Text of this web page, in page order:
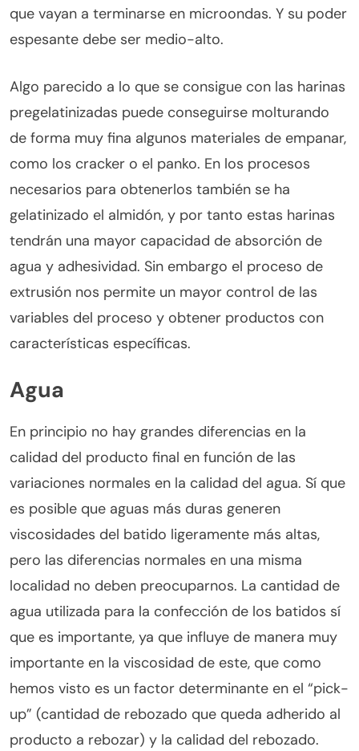
que vayan a terminarse en microondas. Y su poder
espesante debe ser medio-alto.
Algo parecido a lo que se consigue con las harinas
pregelatinizadas puede conseguirse molturando
de forma muy fina algunos materiales de empanar,
como los cracker o el panko. En los procesos
necesarios para obtenerlos también se ha
gelatinizado el almidón, y por tanto estas harinas
tendrán una mayor capacidad de absorción de
agua y adhesividad. Sin embargo el proceso de
extrusión nos permite un mayor control de las
variables del proceso y obtener productos con
características específicas.
Agua
En principio no hay grandes diferencias en la
calidad del producto final en función de las
variaciones normales en la calidad del agua. Sí que
es posible que aguas más duras generen
viscosidades del batido ligeramente más altas,
pero las diferencias normales en una misma
localidad no deben preocuparnos. La cantidad de
agua utilizada para la confección de los batidos sí
que es importante, ya que influye de manera muy
importante en la viscosidad de este, que como
hemos visto es un factor determinante en el “pick-
up” (cantidad de rebozado que queda adherido al
producto a rebozar) y la calidad del rebozado.